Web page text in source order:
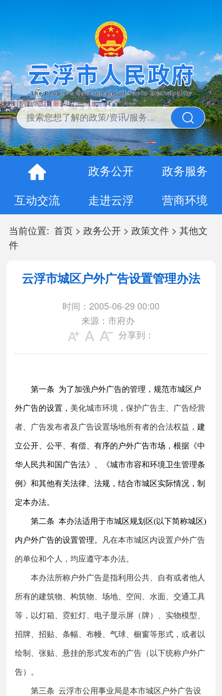
政务公开
政务服务
互动交流
走进云浮 营商环境
当前位置: 首页> 政务公开> 政策文件> 其他文
件
云浮市城区户外广告设置管理办法
时间：2005-06-29 00:00
来源：市府办
分享到：
第一条 为了加强户外广告的管理，规范市城区户
外广告的设置， 美化城市环境，保护广告主、广告经营
者、广告发布者及广告设置场地所有者的合法权益，建
立公开、公平、有偿、有序的户外广告市场，根据《中
华人民共和国广告法》、 《城市市容和环境卫生管理条
例》和其他有关法律、法规，结合市城区实际情况，制
定本办法。
第二条 本办法适用于市城区规划区(以下简称城区)
内户外广告的设置管理。 凡在本市城区内设置户外广告
的单位和个人，均应遵守本办法。
本办法所称户外广告是指利用公共、自有或者他人
所有的建筑物、构筑物、场地、空间、水面、交通工具
等，以灯箱、霓虹灯、电子显示屏（牌）、实物模型、
招牌、招贴、条幅、布幔、气球、橱窗等形式，或者以
绘制、张贴、悬挂的形式发布的广告（以下统称户外广
告）。
第三条 云浮市公用事业局是本市城区户外广告设